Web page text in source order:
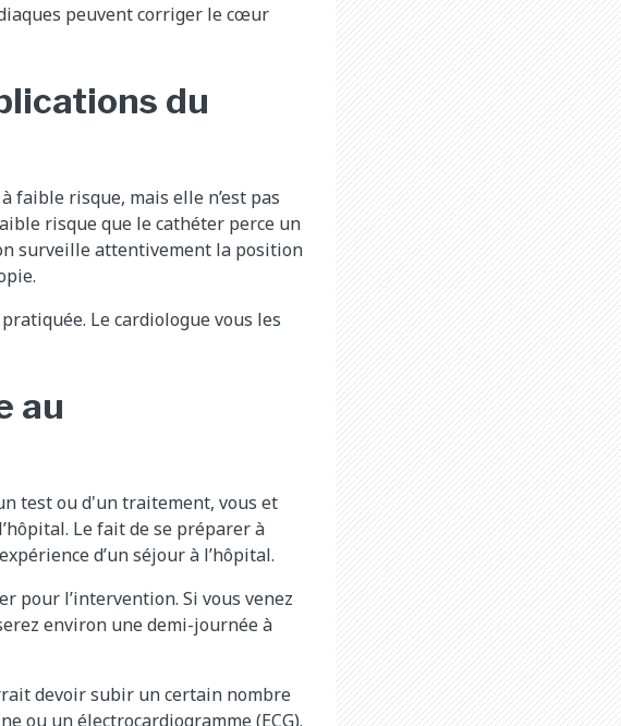
peuvent corriger le cœur
du
risque, mais elle n’est pas
risque que le cathéter perce un
surveille attentivement la position
Le cardiologue vous les
au
test ou d'un traitement, vous et
Le fait de se préparer à
d’un séjour à l’hôpital.
pour l’intervention. Si vous venez
environ une demi-journée à
devoir subir un certain nombre
ou un électrocardiogramme (ECG).